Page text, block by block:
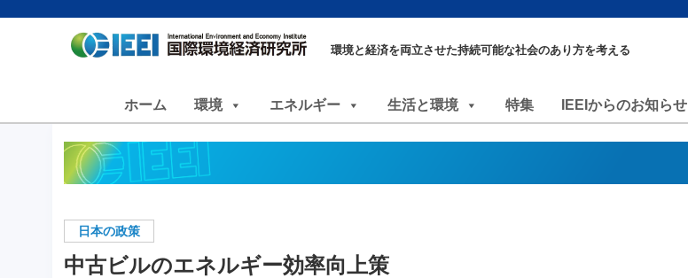
環境と経済を両立させた持続可能な社会のあり方を考える
ホーム 環境 エネルギー 生活と環境 特集 IEEIからのお知らせ
日本の政策
中古ビルのエネルギー効率向上策